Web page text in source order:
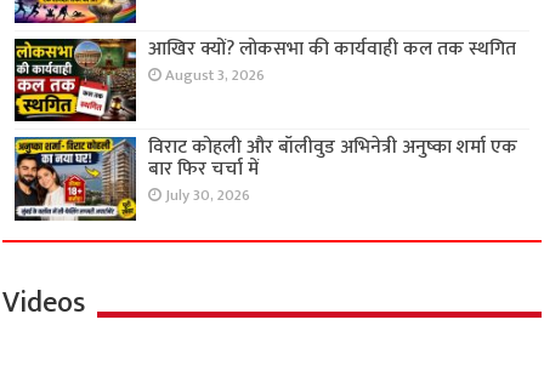
आखिर क्यों? लोकसभा की कार्यवाही कल तक स्थगित
August 3, 2026
विराट कोहली और बॉलीवुड अभिनेत्री अनुष्का शर्मा एक
बार फिर चर्चा में
July 30, 2026
Videos